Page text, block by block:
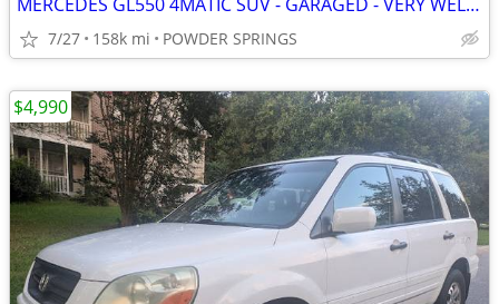
7/27 158k mi POWDER SPRINGS
$4,990